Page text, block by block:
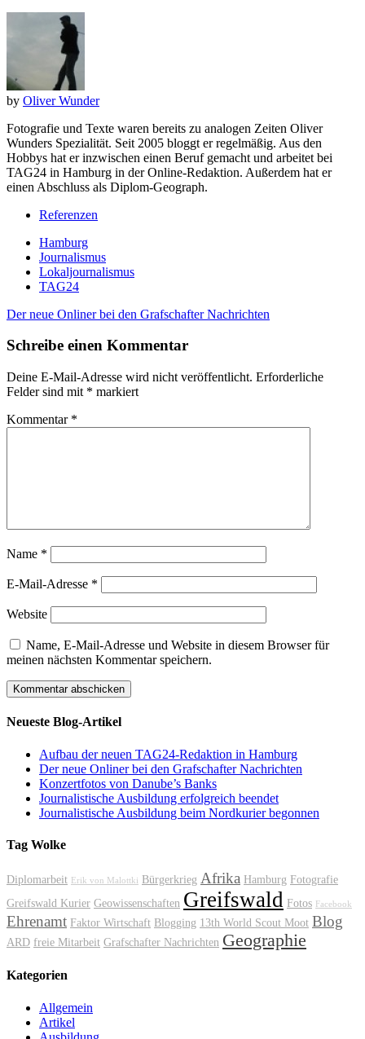
by Oliver Wunder
Fotografie und Texte waren bereits zu analogen Zeiten Oliver
Wunders Spezialität. Seit 2005 bloggt er regelmäßig. Aus den
Hobbys hat er inzwischen einen Beruf gemacht und arbeitet bei
TAG24 in Hamburg in der Online-Redaktion. Außerdem hat er
einen Abschluss als Diplom-Geograph.
Referenzen
Hamburg
Journalismus
Lokaljournalismus
TAG24
Navigation
eines
Der neue Onliner bei den Grafschafter Nachrichten
Schreibe einen Kommentar
Deine E-Mail-Adresse wird nicht veröffentlicht. Erforderliche
Felder sind mit * markiert
Kommentar *
Name *
E-Mail-Adresse *
Website
Name, E-Mail-Adresse und Website in diesem Browser für
meinen nächsten Kommentar speichern.
Neueste Blog-Artikel
Aufbau der neuen TAG24-Redaktion in Hamburg
Der neue Onliner bei den Grafschafter Nachrichten
Konzertfotos von Danube’s Banks
Journalistische Ausbildung erfolgreich beendet
Journalistische Ausbildung beim Nordkurier begonnen
Tag Wolke
Diplomarbeit Erik von Malottki Bürgerkrieg Afrika Hamburg Fotografie
Greifswald Kurier Geowissenschaften Greifswald Fotos Facebook
Ehrenamt Faktor Wirtschaft Blogging 13th World Scout Moot Blog
ARD freie Mitarbeit Grafschafter Nachrichten Geographie
Kategorien
Allgemein
Artikel